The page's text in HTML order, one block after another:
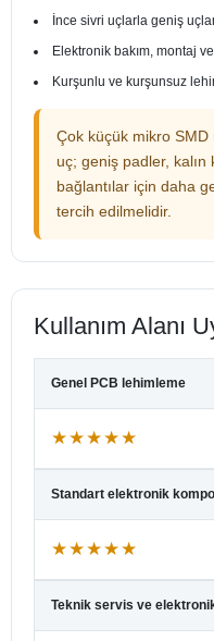
İnce sivri uçlarla geniş
Elektronik bakım, montaj
Kurşunlu ve kurşunsuz
Çok küçük mikro SMD
uç; geniş padler,
bağlantılar için daha
tercih edilmelidir.
Kullanım Alanı
Genel PCB lehimleme
★★★★★
Standart elektronik
★★★★★
Teknik servis ve